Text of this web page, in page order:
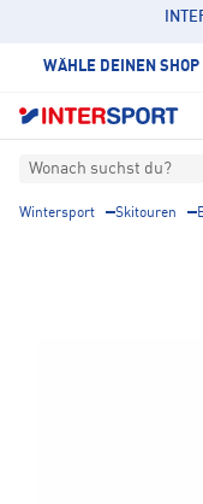
WÄHLE DEINEN SHOP
Wonach suchst du?
Wintersport Skitouren